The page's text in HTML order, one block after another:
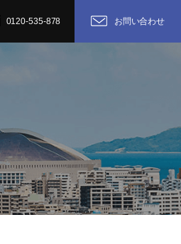
0120-535-878 お問い合わせ